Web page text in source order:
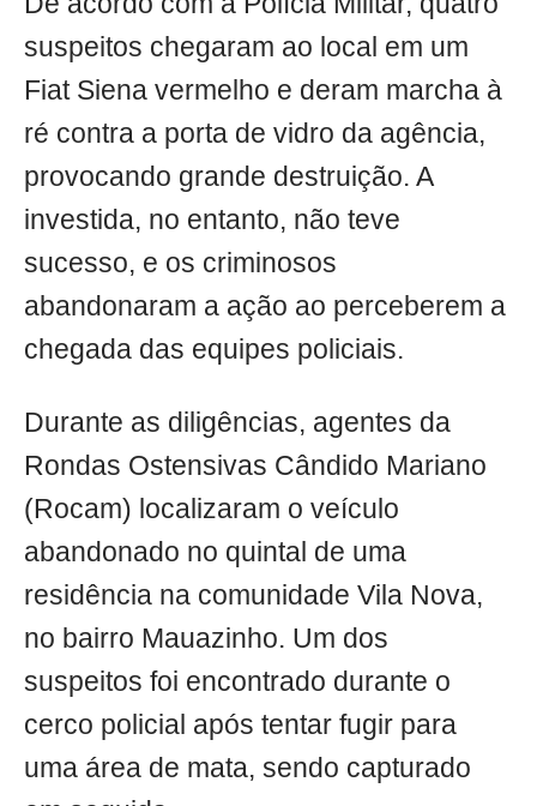
suspeitos chegaram ao local em um
Fiat Siena vermelho e deram marcha à
ré contra a porta de vidro da agência,
provocando grande destruição. A
investida, no entanto, não teve
sucesso, e os criminosos
abandonaram a ação ao perceberem a
chegada das equipes policiais.
Durante as diligências, agentes da
Rondas Ostensivas Cândido Mariano
(Rocam) localizaram o veículo
abandonado no quintal de uma
residência na comunidade Vila Nova,
no bairro Mauazinho. Um dos
suspeitos foi encontrado durante o
cerco policial após tentar fugir para
uma área de mata, sendo capturado